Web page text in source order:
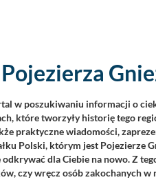
w poszukiwaniu informacji o
które tworzyły historię tego
praktyczne wiadomości,
Polski, którym jest Pojezierze
dla Ciebie na nowo. Z
czy wręcz osób zakochanych w